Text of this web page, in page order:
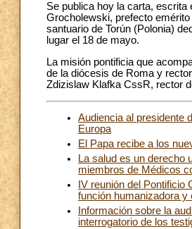
Se publica hoy la carta, escrita
Grocholewski, prefecto
santuario de Torún (Polonia)
lugar el 18 de mayo.
La misión pontificia que
de la diócesis de Roma y
Zdizislaw Klafka CssR, rector
Audiencia al presidente
Europa
El Papa recibe a los
La salud es un derecho
miembros de Médicos
IV reunión del Pontificio
función humanizadora y
Información sobre la
interrogatorio de los